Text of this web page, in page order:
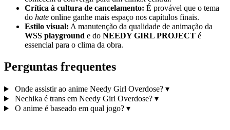
Crítica à cultura de cancelamento: É provável que o tema
do hate online ganhe mais espaço nos capítulos finais.
Estilo visual: A manutenção da qualidade de animação da
WSS playground e do NEEDY GIRL PROJECT é
essencial para o clima da obra.
Perguntas frequentes
Onde assistir ao anime Needy Girl Overdose? ▾
Nechika é trans em Needy Girl Overdose? ▾
O anime é baseado em qual jogo? ▾